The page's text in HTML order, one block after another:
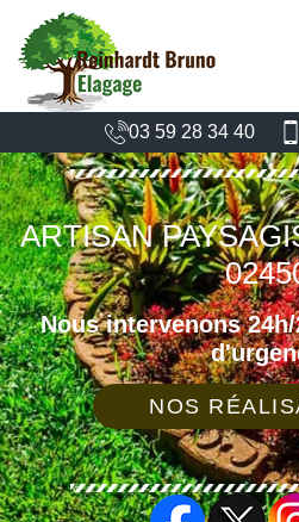
03 59 28 34 40
ARTISAN
Nous intervenons
NOS